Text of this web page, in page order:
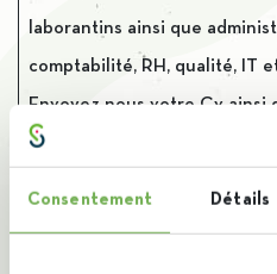
Consentement Détails
laborantins ainsi que
comptabilité, RH, qualité, IT
Envoyez nous votre Cv ainsi
motivation/présentation et